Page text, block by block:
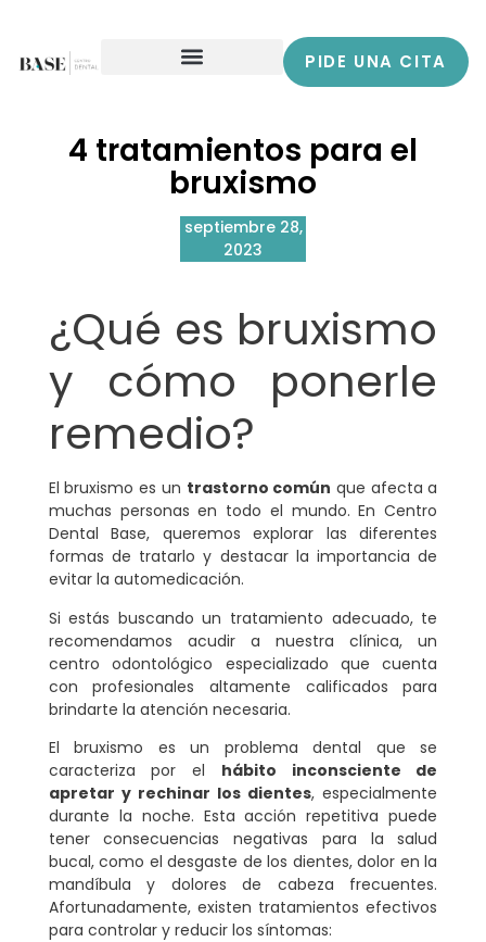
PIDE UNA CITA
4 tratamientos para el
bruxismo
septiembre 28,
2023
¿Qué es bruxismo
y cómo ponerle
remedio?
El bruxismo es un trastorno común que afecta a
muchas personas en todo el mundo. En Centro
Dental Base, queremos explorar las diferentes
formas de tratarlo y destacar la importancia de
evitar la automedicación.
Si estás buscando un tratamiento adecuado, te
recomendamos acudir a nuestra clínica, un
centro odontológico especializado que cuenta
con profesionales altamente calificados para
brindarte la atención necesaria.
El bruxismo es un problema dental que se
caracteriza por el hábito inconsciente de
apretar y rechinar los dientes, especialmente
durante la noche. Esta acción repetitiva puede
tener consecuencias negativas para la salud
bucal, como el desgaste de los dientes, dolor en la
mandíbula y dolores de cabeza frecuentes.
Afortunadamente, existen tratamientos efectivos
para controlar y reducir los síntomas: